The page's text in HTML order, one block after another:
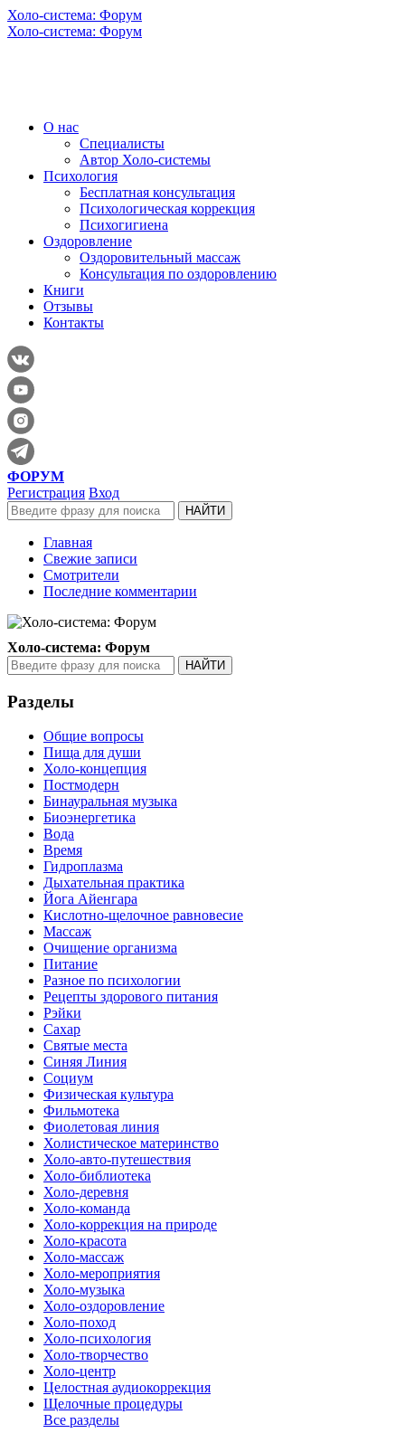
Холо-система: Форум
Холо-система: Форум
О нас
Специалисты
Автор Холо-системы
Психология
Бесплатная консультация
Психологическая коррекция
Психогигиена
Оздоровление
Оздоровительный массаж
Консультация по оздоровлению
Книги
Отзывы
Контакты
ФОРУМ
Регистрация Вход
Главная
Свежие записи
Смотрители
Последние комментарии
Холо-система: Форум
Разделы
Общие вопросы
Пища для души
Холо-концепция
Постмодерн
Бинауральная музыка
Биоэнергетика
Вода
Время
Гидроплазма
Дыхательная практика
Йога Айенгара
Кислотно-щелочное равновесие
Массаж
Очищение организма
Питание
Разное по психологии
Рецепты здорового питания
Рэйки
Сахар
Святые места
Синяя Линия
Социум
Физическая культура
Фильмотека
Фиолетовая линия
Холистическое материнство
Холо-авто-путешествия
Холо-библиотека
Холо-деревня
Холо-команда
Холо-коррекция на природе
Холо-красота
Холо-массаж
Холо-мероприятия
Холо-музыка
Холо-оздоровление
Холо-поход
Холо-психология
Холо-творчество
Холо-центр
Целостная аудиокоррекция
Щелочные процедуры
Все разделы